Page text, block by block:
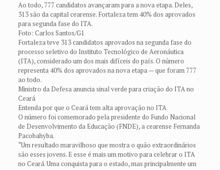
Ao todo, 777 candidatos avançaram para a nova etapa. Deles,
313 são da capital cearense. Fortaleza tem 40% dos aprovados
para segunda fase do ITA.
Foto: Carlos Santos/G1
Fortaleza teve 313 candidatos aprovados na segunda fase do
processo seletivo do Instituto Tecnológico de Aeronáutica
(ITA), considerado um dos mais difíceis do país. O número
representa 40% dos aprovados na nova etapa — que foram 777
ao todo.
Ministro da Defesa anuncia sinal verde para criação do ITA no
Ceará
Entenda por que o Ceará tem alta aprovação no ITA
O número foi comemorado pela presidente do Fundo Nacional
de Desenvolvimento da Educação (FNDE), a cearense Fernanda
Pacobahyba.
“Um resultado maravilhoso que mostra o quão extraordinários
são esses jovens. E esse é mais um motivo para celebrar o ITA
no Ceará. Uma conquista para o estado, mas principalmente um